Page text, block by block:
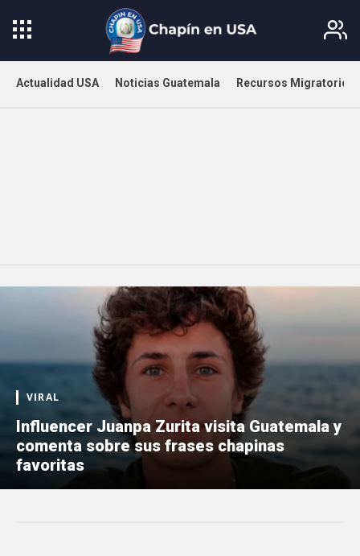
Actualidad USA Noticias Guatemala Recursos Migratorios
VIRAL
Influencer Juanpa Zurita visita Guatemala y
comenta sobre sus frases chapinas
favoritas